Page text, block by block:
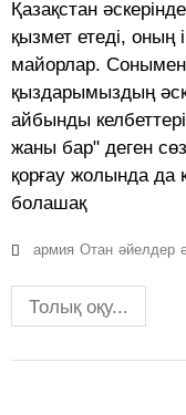
Қазақстан
қызмет етеді, оның
майорлар.
қыздарымыздың
айбынды
жаны бар" деген
қорғау жолында
болашақ
армия Отан әйелдер
Толық оқу...